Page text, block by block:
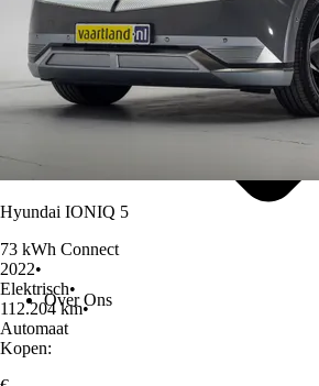
Over Ons
Hyundai IONIQ 5
73 kWh Connect
2022•
Elektrisch•
112.204 km•
Automaat
Kopen: